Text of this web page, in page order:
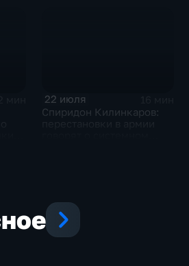
22 июля
Спиридон Килинкаров: